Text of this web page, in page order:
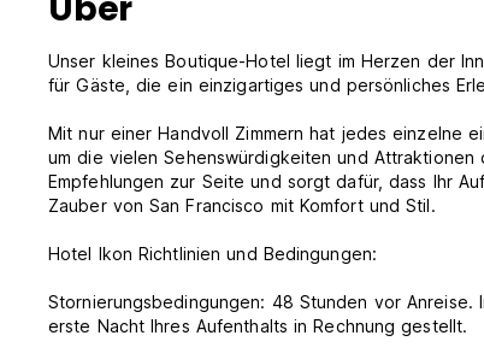
Unser kleines Boutique-Hotel liegt im Herzen der
für Gäste, die ein einzigartiges und persönliches
Mit nur einer Handvoll Zimmern hat jedes einzelne
um die vielen Sehenswürdigkeiten und
Empfehlungen zur Seite und sorgt dafür, dass Ihr
Zauber von San Francisco mit Komfort und Stil.
Hotel Ikon Richtlinien und Bedingungen:
Stornierungsbedingungen: 48 Stunden vor
erste Nacht Ihres Aufenthalts in Rechnung gestellt.